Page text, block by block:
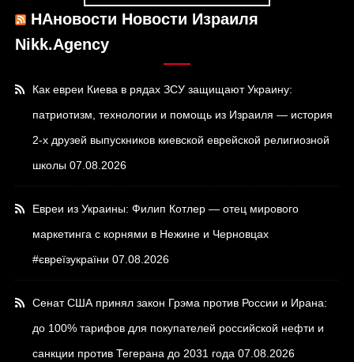
НАновости Новости Израиля
Nikk.Agency
Как евреи Киева в рядах ЗСУ защищают Украину:
патриотизм, технологии и помощь из Израиля — история
2-х друзей выпускников киевской еврейской религиозной
школы 07.08.2026
Евреи из Украины: Филип Котлер — отец мирового
маркетинга с корнями в Нежине и Черновцах
#євреїзукраїни 07.08.2026
Сенат США принял закон Грэма против России и Ирана:
до 100% тарифов для покупателей российской нефти и
санкции против Тегерана до 2031 года 07.08.2026